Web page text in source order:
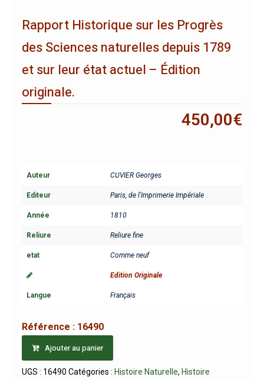
Rapport Historique sur les Progrès
des Sciences naturelles depuis 1789
et sur leur état actuel – Édition
originale.
450,00€
Auteur CUVIER Georges
Editeur Paris, de l'Imprimerie Impériale
Année 1810
Reliure Reliure fine
etat Comme neuf
Edition Originale
Langue Français
Référence : 16490
Ajouter au panier
UGS : 16490 Catégories : Histoire Naturelle, Histoire